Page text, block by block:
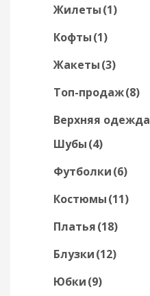
Жилеты(1)
Кофты(1)
Жакеты(3)
Топ-продаж(8)
Верхняя одежда
Шубы(4)
Футболки(6)
Костюмы(11)
Платья(18)
Блузки(12)
Юбки(9)